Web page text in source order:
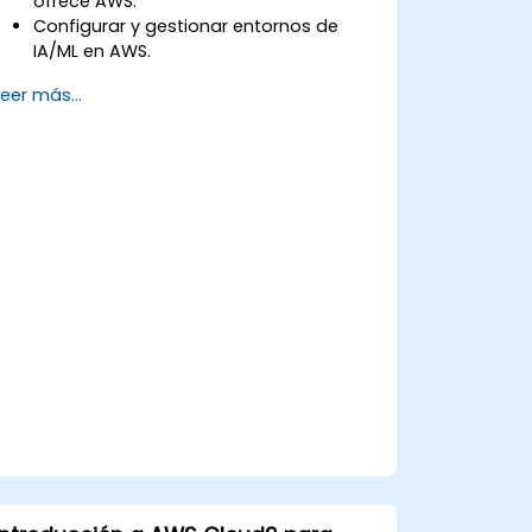
Configurar y gestionar entornos de
IA/ML en AWS.
construcción, el entrenamiento y la
más...